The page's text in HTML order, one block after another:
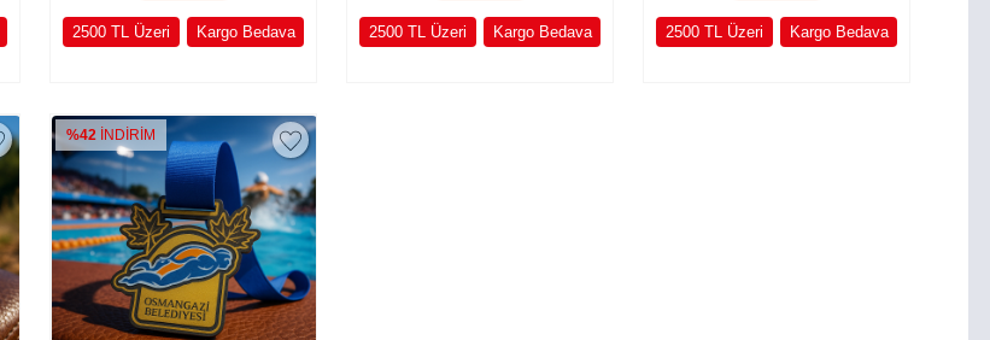
2500 TL Üzeri Kargo Bedava 2500 TL Üzeri Kargo Bedava 2500 TL Üzeri Kargo Bedava
%42 İNDİRİM